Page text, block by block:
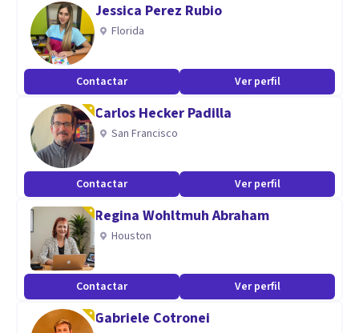
Aptitudes
Psicologa Clinica, Especialidad en Terapia de Lenguaje,
Postgrado en Consejeria Familiar, Certificada en
Yogimindsforkids e Instructor Certificado ante la STPS.
Jessica Perez Rubio
Florida
Contactar Ver perfil
Carlos Hecker Padilla
San Francisco
Contactar Ver perfil
Regina Wohltmuh Abraham
Houston
Contactar Ver perfil
Gabriele Cotronei